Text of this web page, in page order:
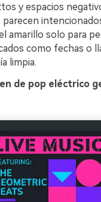
y espacios
amarillo solo para
como fechas o
limpia.
de pop eléctrico